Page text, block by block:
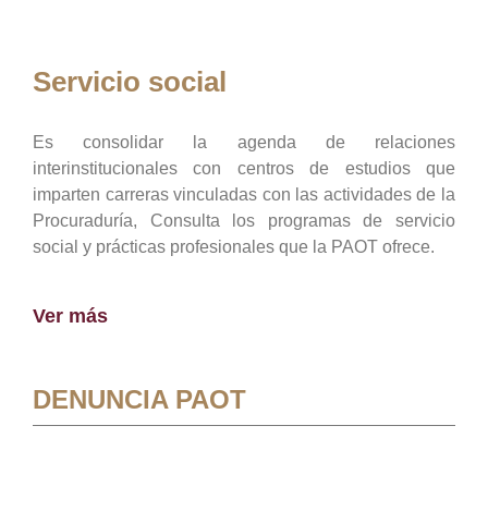
Servicio social
Es consolidar la agenda de relaciones
interinstitucionales con centros de estudios que
imparten carreras vinculadas con las actividades de la
Procuraduría, Consulta los programas de servicio
social y prácticas profesionales que la PAOT ofrece.
Ver más
DENUNCIA PAOT